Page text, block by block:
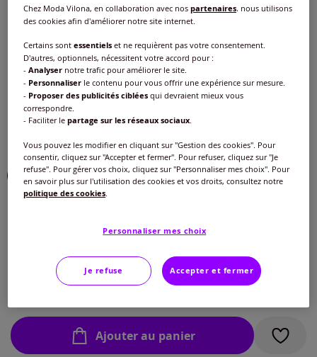
Pull à col montant avec empiècement
côtelé décoratif à l'encolure
Réf : 312.174.016
Couleur :rouge-écru chiné
Veuillez sélectionner une taille
En stock
42 -En stock
En stock
Guide des tailles
Ajouter au panier
Chez Moda Vilona, en collaboration avec nospartenaires, nous utilisons
des cookies afin d'améliorer notre site internet.
Certains sontessentiels et ne requièrent pas votre consentement.
D'autres, optionnels, nécessitent votre accord pour :
-Analyser notre trafic pour améliorer le site.
- Personnaliser le contenu pour vous offrir une expérience sur mesure.
- Proposer des publicités ciblées qui devraient mieux vous
correspondre.
- Faciliter lepartage sur les réseaux sociaux
Vous pouvez les modifier en cliquant sur "Gestion des cookies". Pour
consentir, cliquez sur "Accepter et fermer". Pour refuser, cliquez sur "Je
refuse". Pour gérer vos choix, cliquez sur "Personnaliser mes choix". Pour
en savoir plus sur l'utilisation des cookies et vos droits, consultez notre
politique des cookies
Personnaliser mes choix
Je refuse Accepter et fermer